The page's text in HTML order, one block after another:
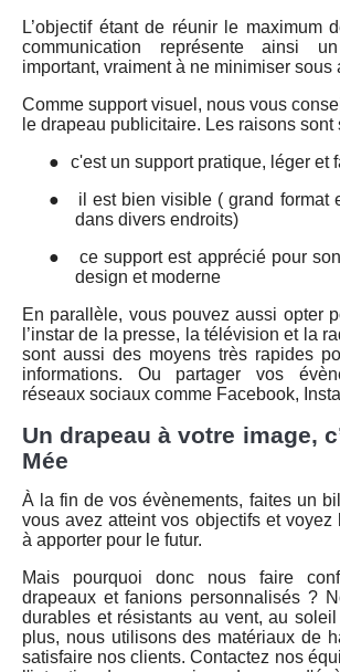
L’objectif étant de réunir le maximum
communication représente ainsi
important, vraiment à ne minimiser sous
Comme support visuel, nous vous
le drapeau publicitaire. Les raisons sont
●
c'est un support pratique, léger et
●
il est bien visible ( grand format
dans divers endroits)
●
ce support est apprécié pour
design et moderne
En parallèle, vous pouvez aussi opter
l’instar de la presse, la télévision et la
sont aussi des moyens très rapides
informations. Ou partager vos
réseaux sociaux comme Facebook,
Un drapeau à votre image,
Mée
À la fin de vos évènements, faites un
vous avez atteint vos objectifs et voyez
à apporter pour le futur.
Mais pourquoi donc nous faire
drapeaux et fanions personnalisés ?
durables et résistants au vent, au
plus, nous utilisons des matériaux de
satisfaire nos clients. Contactez nos